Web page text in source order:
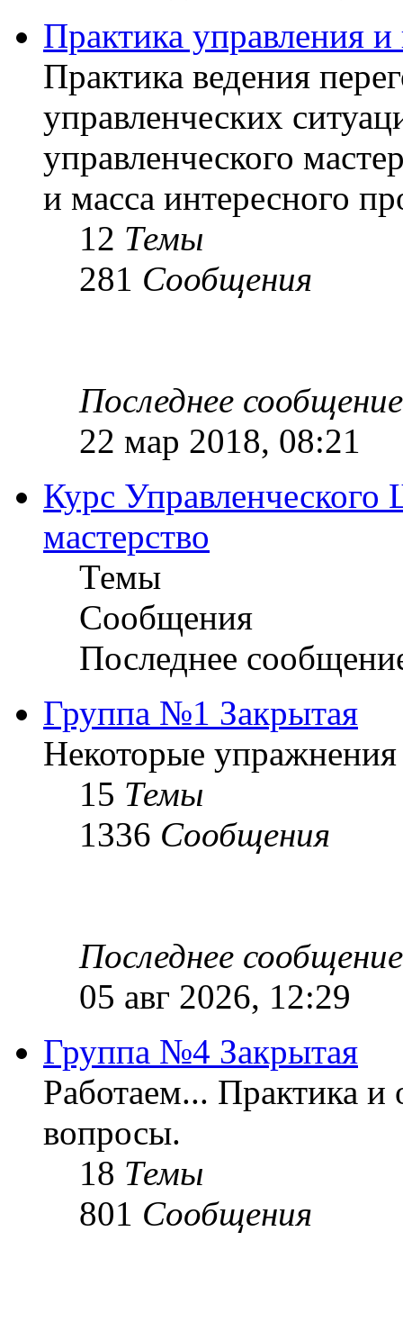
Практика управления и
Практика ведения
управленческих
управленческого
и масса интересного
12 Темы
281 Сообщения
Последнее сообщение
22 мар 2018, 08:21
Курс
мастерство
Темы
Сообщения
Последнее
Группа №1 Закрытая
Некоторые упражнения
15 Темы
1336 Сообщения
Последнее сообщение
05 авг 2026, 12:29
Группа №4 Закрытая
Работаем... Практика и
вопросы.
18 Темы
801 Сообщения